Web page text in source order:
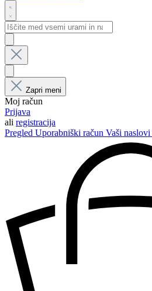
Zapri meni
Moj račun
Prijava
ali registracija
Pregled Uporabniški račun Vaši naslovi